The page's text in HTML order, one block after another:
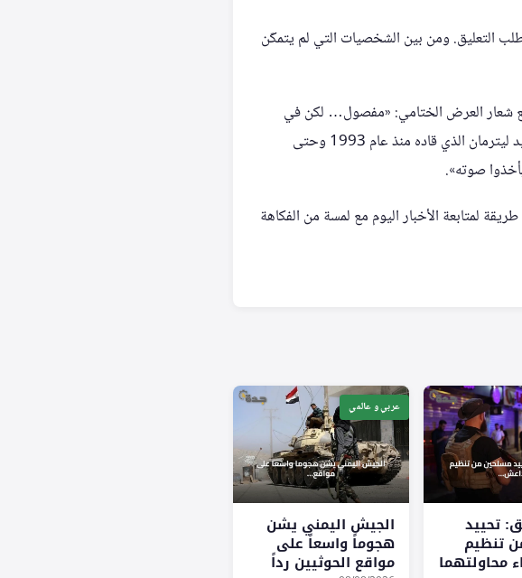
التعليق. ومن بين الشخصيات التي لم يتمكّن
مع شعار العرض الختامي: «مفصول… لكن في
أجواء احتفالية!». قبل الحلقة الأخيرة، استضاف كولبير مقدّم البرنامج السابق ديفيد ليترمان الذي قاده منذ عام 1993 وحتى
لمتابعة الأخبار اليوم مع لمسة من الفكاهة
تحييد
تنظيم
محاولتهما
عربي و عالمي
الجيش اليمني يشن
هجوماً واسعاً على
مواقع الحوثيين رداً